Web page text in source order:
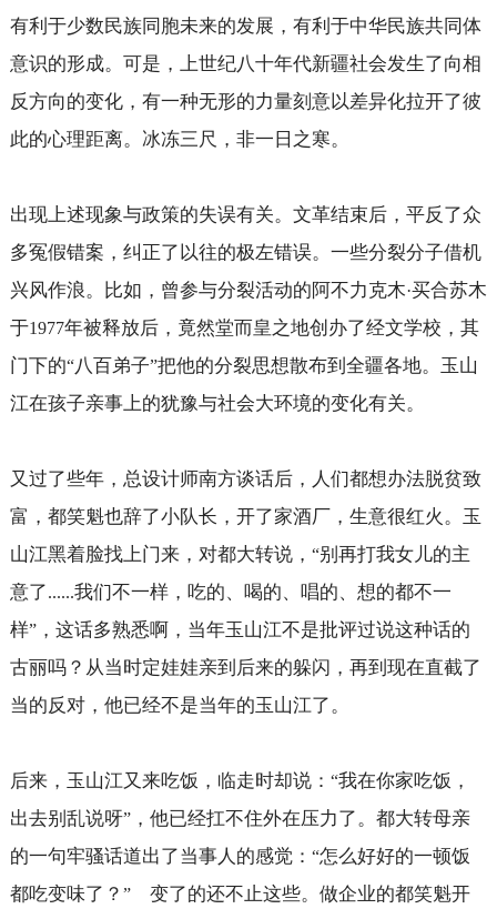
有利于少数民族同胞未来的发展，有利于中华民族共同体
意识的形成。可是，上世纪八十年代新疆社会发生了向相
反方向的变化，有一种无形的力量刻意以差异化拉开了彼
此的心理距离。冰冻三尺，非一日之寒。
出现上述现象与政策的失误有关。文革结束后，平反了众
多冤假错案，纠正了以往的极左错误。一些分裂分子借机
兴风作浪。比如，曾参与分裂活动的阿不力克木·买合苏木
于1977年被释放后，竟然堂而皇之地创办了经文学校，其
门下的“八百弟子”把他的分裂思想散布到全疆各地。玉山
江在孩子亲事上的犹豫与社会大环境的变化有关。
又过了些年，总设计师南方谈话后，人们都想办法脱贫致
富，都笑魁也辞了小队长，开了家酒厂，生意很红火。玉
山江黑着脸找上门来，对都大转说， “别再打我女儿的主
意了......我们不一样，吃的、喝的、唱的、想的都不一
样”，这话多熟悉啊，当年玉山江不是批评过说这种话的
古丽吗？从当时定娃娃亲到后来的躲闪，再到现在直截了
当的反对，他已经不是当年的玉山江了。
后来，玉山江又来吃饭，临走时却说： “我在你家吃饭，
出去别乱说呀”，他已经扛不住外在压力了。都大转母亲
的一句牢骚话道出了当事人的感觉： “怎么好好的一顿饭
都吃变味了？ ”变了的还不止这些。做企业的都笑魁开